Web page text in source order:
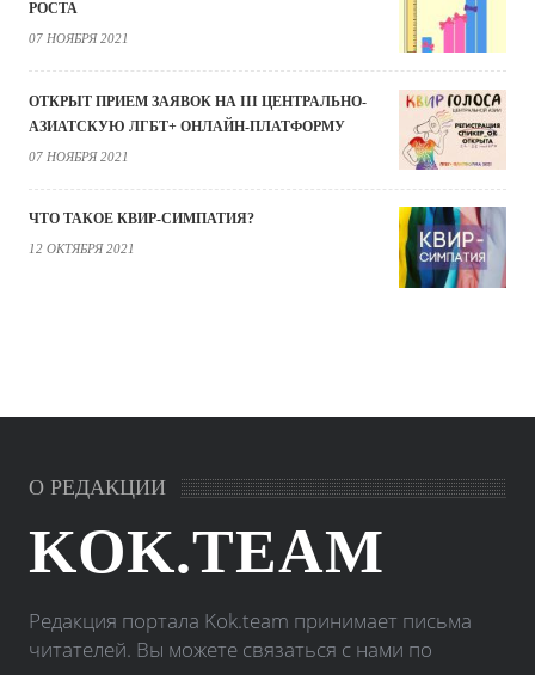
РОСТА
07 НОЯБРЯ 2021
ОТКРЫТ ПРИЕМ ЗАЯВОК НА III ЦЕНТРАЛЬНО-
АЗИАТСКУЮ ЛГБТ+ ОНЛАЙН-ПЛАТФОРМУ
07 НОЯБРЯ 2021
ЧТО ТАКОЕ КВИР-СИМПАТИЯ?
12 ОКТЯБРЯ 2021
О РЕДАКЦИИ
KOK.TEAM
Редакция портала Kok.team принимает письма
читателей. Вы можете связаться с нами по